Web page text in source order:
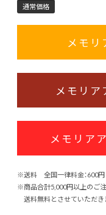
通常価格
メモリ
メモリ
メモリア
※送料 全国一律料金：600円
※商品合計5,000円以上のご
送料無料とさせていただき